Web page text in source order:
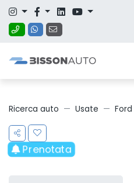
Ricerca auto Usate Ford
Prenotata